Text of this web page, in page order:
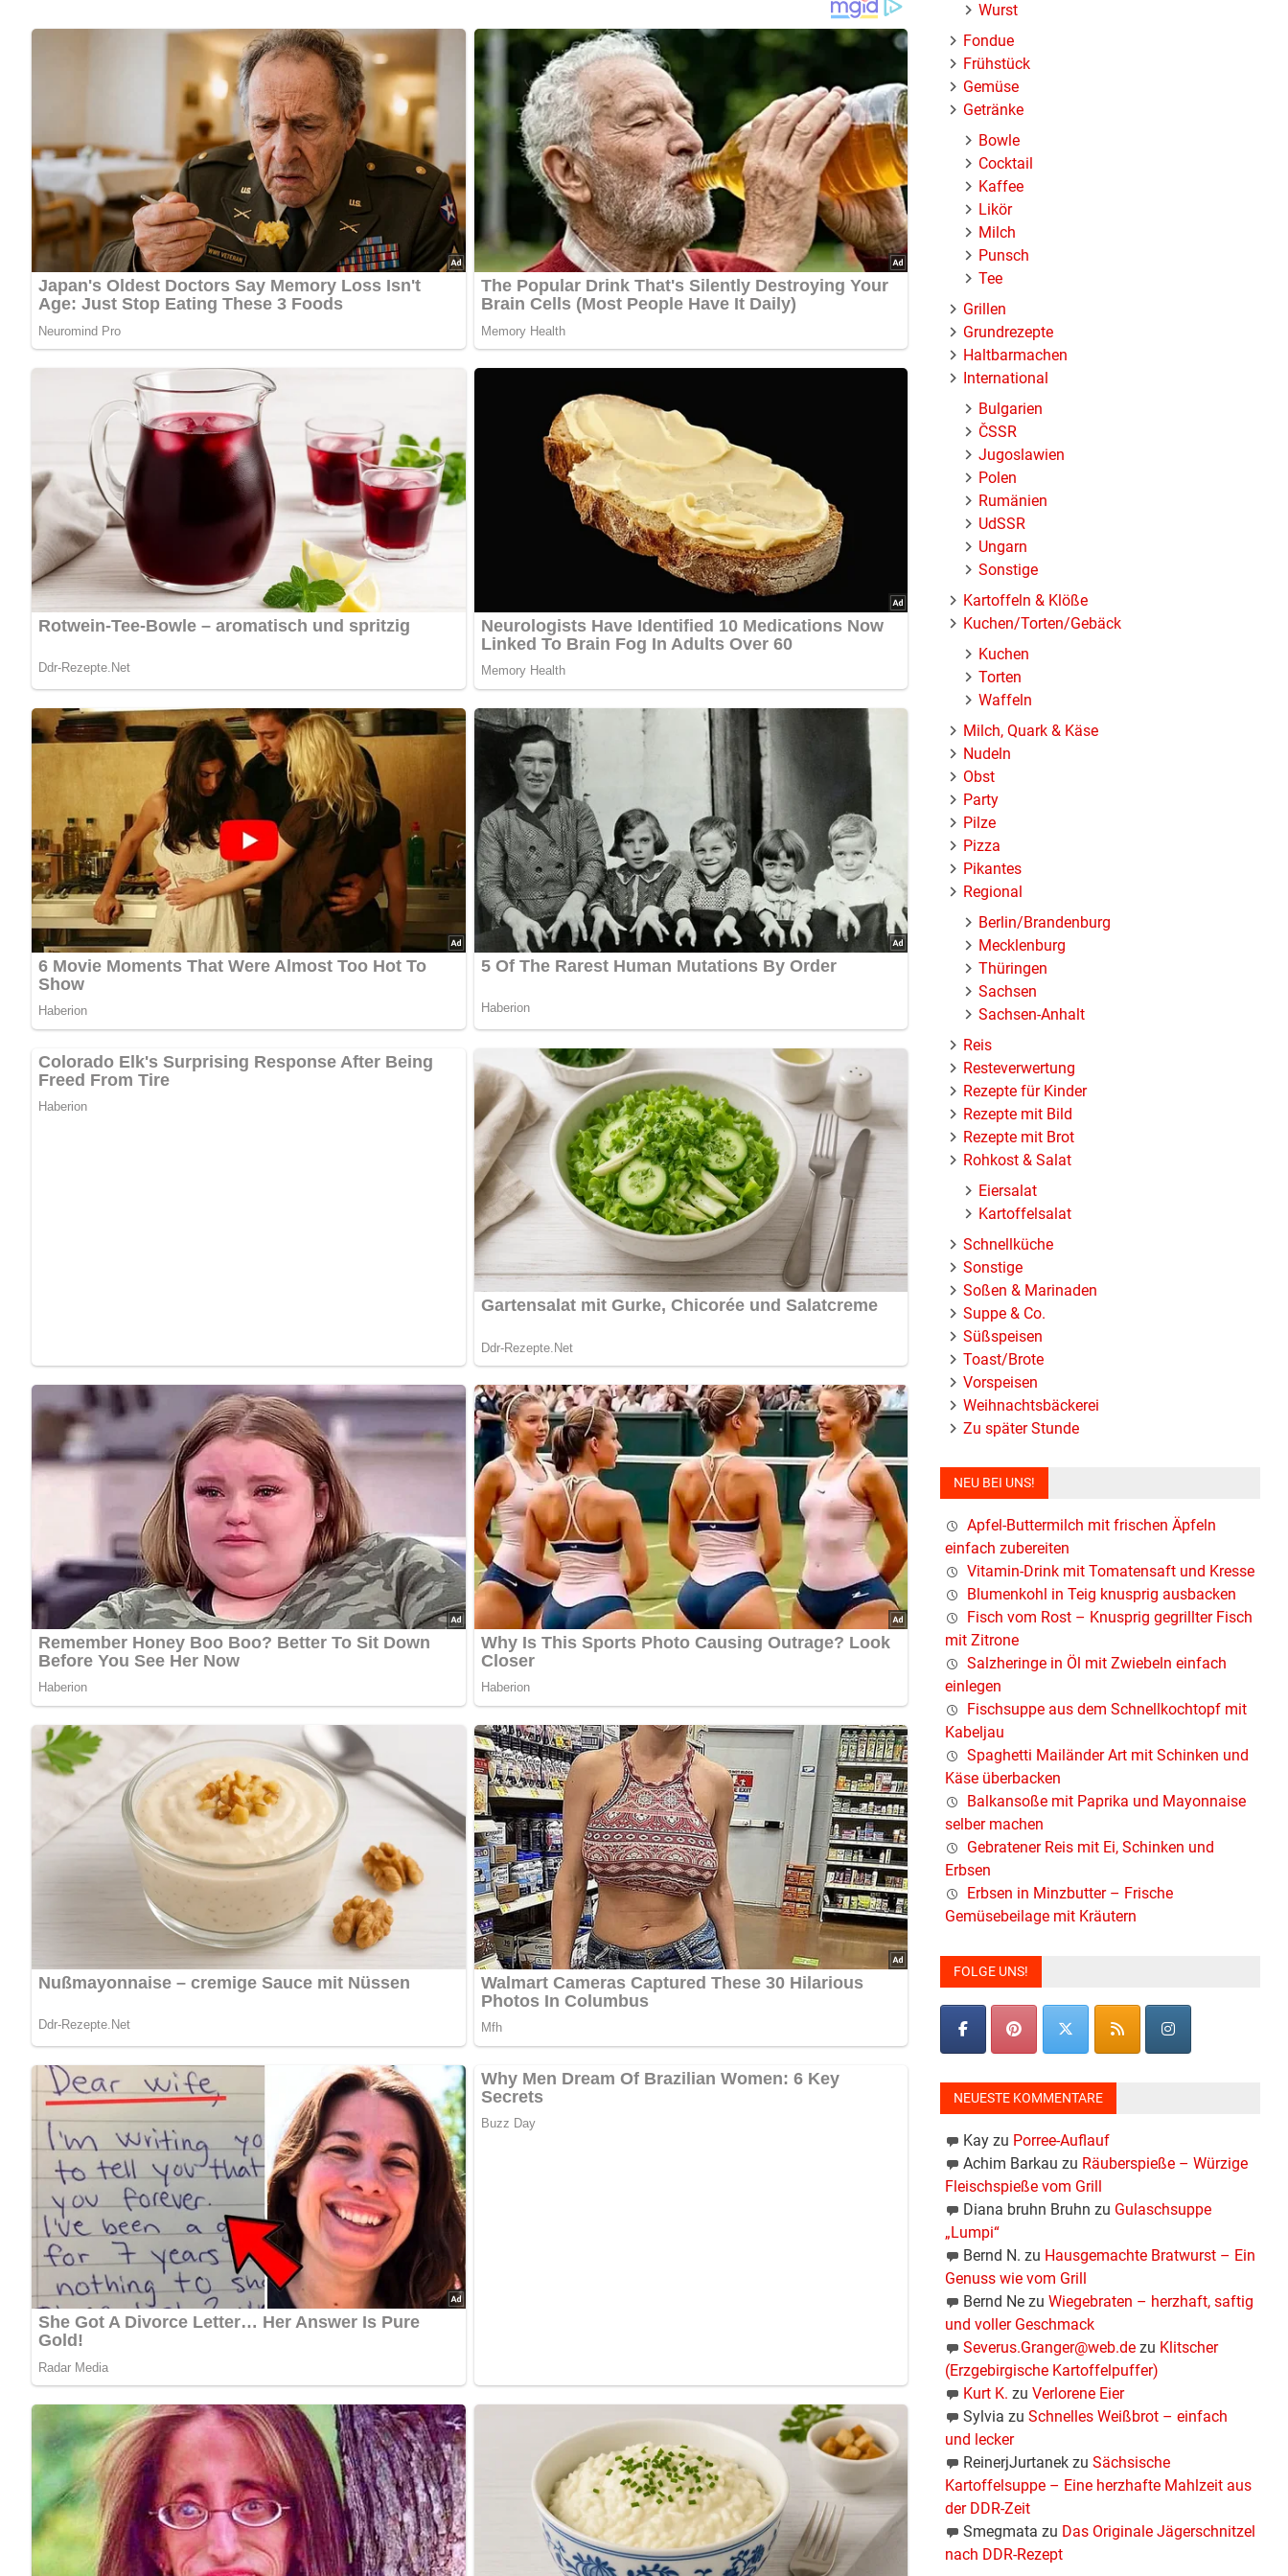
Salz
1 bis 2 Teelöffel Essig oder Zitronensaft
Lob, Kritik, Fragen oder Anregungen zum Rezept? Dann hinterlasse doch bitte einen Kommentar am Ende dieser Seite & auch
eine Bewertung!
Und so wird es gemacht…
Das geputzte, gewaschene und geviertelte Weißkraut mit oder ohne Strunk hobeln. In einem Topf etwas Butter zerlassen und das
Kraut in einer nicht über 10 cm dicken Schicht in den Topf geben. Noch etwas Butter und etwa 1/4 Liter heißes Wasser oder
zugedeckt etwa 5 bis 8 Minuten dünsten. Nun die geschälten, von den Gehäusen befreiten und klein geschnittenen Äpfel, den
Kümmel sowie die saure Sahne dazugeben und einige Minuten garen. Dann salzen und noch etwa 10 Minuten vom Feuer
genommen ziehen lassen. Nun mit dem in Wasser oder Milch verquirlten Mehl oder mit einer hellen Mehlschwitze 1 bis 2 Minuten
unter Umrühren aufkochen. Mit Zucker und Essig oder Zitronensaft abschmecken und mit den gewiegten Kräutern bestreut
servieren.
Nach: Kulinarische Gerichte, Zu Gast bei Freunden, Verlag für die Frau, Leipzig und Verlag für Lebensmittelindustrie, Moskau, 1971
Kennst du schon unser tolles DDR-Quiz?Was weißt du noch alles über die DDR? Teste dein Wissen jetzt!
Jetzt Sterne vergeben – Rezept bewerten
5/5(1 Bewertung)
Wurst
Fondue
Frühstück
Gemüse
Getränke
Bowle
Cocktail
Kaffee
Likör
Milch
Punsch
Tee
Grillen
Grundrezepte
Haltbarmachen
International
Bulgarien
ČSSR
Jugoslawien
Polen
Rumänien
UdSSR
Ungarn
Sonstige
Kartoffeln & Klöße
Kuchen/Torten/Gebäck
Kuchen
Torten
Waffeln
Milch, Quark & Käse
Nudeln
Obst
Party
Pilze
Pizza
Pikantes
Regional
Berlin/Brandenburg
Mecklenburg
Thüringen
Sachsen
Sachsen-Anhalt
Reis
Resteverwertung
Rezepte für Kinder
Rezepte mit Bild
Rezepte mit Brot
Rohkost & Salat
Eiersalat
Kartoffelsalat
Schnellküche
Sonstige
Soßen & Marinaden
Suppe & Co.
Süßspeisen
Toast/Brote
Vorspeisen
Weihnachtsbäckerei
Zu später Stunde
NEU BEI UNS!
Apfel-Buttermilch mit frischen Äpfeln
einfach zubereiten
Vitamin-Drink mit Tomatensaft und Kresse
Blumenkohl in Teig knusprig ausbacken
Fisch vom Rost – Knusprig gegrillter Fisch
mit Zitrone
Salzheringe in Öl mit Zwiebeln einfach
einlegen
Fischsuppe aus dem Schnellkochtopf mit
Kabeljau
Spaghetti Mailänder Art mit Schinken und
Käse überbacken
Balkansoße mit Paprika und Mayonnaise
selber machen
Gebratener Reis mit Ei, Schinken und
Erbsen
Erbsen in Minzbutter – Frische
Gemüsebeilage mit Kräutern
FOLGE UNS!
NEUESTE KOMMENTARE
Kayzu Porree-Auflauf
Achim Barkau zu Räuberspieße – Würzige
Fleischspieße vom Grill
Diana bruhn Bruhn zu Gulaschsuppe
„Lumpi“
Bernd N. zu Hausgemachte Bratwurst – Ein
Genuss wie vom Grill
Bernd Nezu Wiegebraten – herzhaft, saftig
und voller Geschmack
Severus.Granger@web.dezu Klitscher
(Erzgebirgische Kartoffelpuffer)
Kurt K. zu Verlorene Eier
Sylvia zu Schnelles Weißbrot – einfach
und lecker
ReinerjJurtanekzu Sächsische
Kartoffelsuppe – Eine herzhafte Mahlzeit aus
der DDR-Zeit
Smegmata zu Das Originale Jägerschnitzel
nach DDR-Rezept